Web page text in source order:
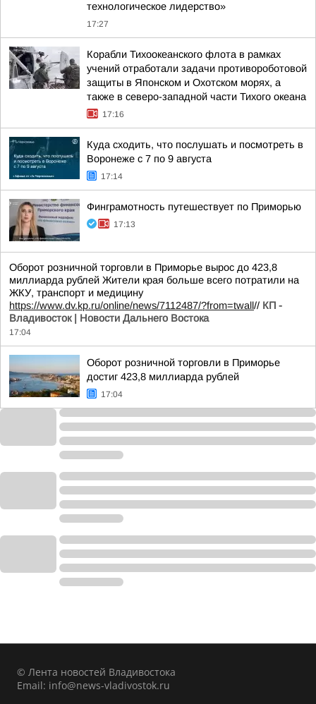
технологическое лидерство»
17:27
Корабли Тихоокеанского флота в рамках
учений отработали задачи противороботовой
защиты в Японском и Охотском морях, а
также в северо-западной части Тихого океана
17:16
Куда сходить, что послушать и посмотреть в
Воронеже с 7 по 9 августа
17:14
Финграмотность путешествует по Приморью
17:13
Оборот розничной торговли в Приморье вырос до 423,8
миллиарда рублей Жители края больше всего потратили на
ЖКУ, транспорт и медицину
https://www.dv.kp.ru/online/news/7112487/?from=twall// КП -
Владивосток | Новости Дальнего Востока
17:04
Оборот розничной торговли в Приморье
достиг 423,8 миллиарда рублей
17:04
© Лента новостей Владивостока
Email: info@news-vladivostok.ru